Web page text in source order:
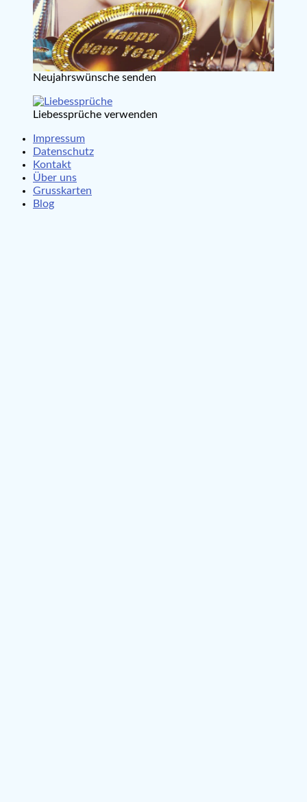
Neujahrswünsche senden
Liebessprüche verwenden
Impressum
Datenschutz
Kontakt
Über uns
Grusskarten
Blog